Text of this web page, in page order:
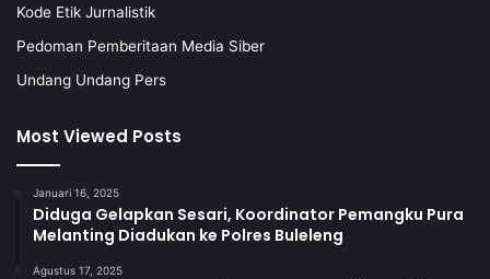
Kode Etik Jurnalistik
Pedoman Pemberitaan Media Siber
Undang Undang Pers
Most Viewed Posts
Januari 16, 2025
Diduga Gelapkan Sesari, Koordinator Pemangku Pura
Melanting Diadukan ke Polres Buleleng
Agustus 17, 2025